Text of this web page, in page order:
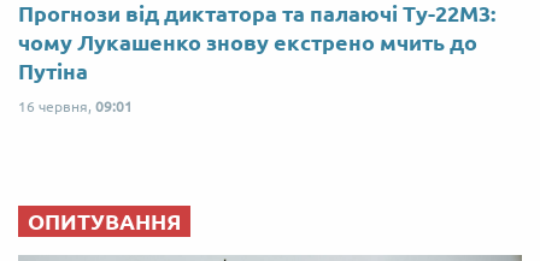
Прогнози від диктатора та палаючі Ту-22М3:
чому Лукашенко знову екстрено мчить до
Путіна
16 червня, 09:01
ОПИТУВАННЯ